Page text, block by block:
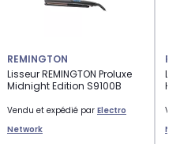
REMINGTON
Lisseur REMINGTON Proluxe
Midnight Edition S9100B
Vendu et expédié par Electro
Network